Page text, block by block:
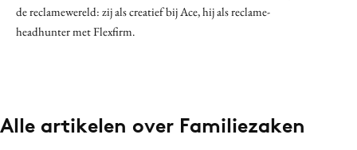
de reclamewereld: zij als creatief bij Ace, hij als reclame-
headhunter met Flexfirm.
Alle artikelen over Familiezaken